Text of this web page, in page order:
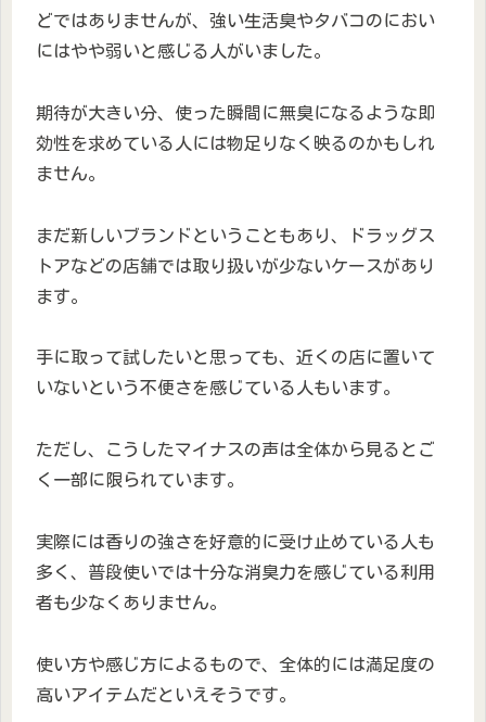
どではありませんが、強い生活臭やタバコのにおい
にはやや弱いと感じる人がいました。
期待が大きい分、使った瞬間に無臭になるような即
効性を求めている人には物足りなく映るのかもしれ
ません。
まだ新しいブランドということもあり、ドラッグス
トアなどの店舗では取り扱いが少ないケースがあり
ます。
手に取って試したいと思っても、近くの店に置いて
いないという不便さを感じている人もいます。
ただし、こうしたマイナスの声は全体から見るとご
く一部に限られています。
実際には香りの強さを好意的に受け止めている人も
多く、普段使いでは十分な消臭力を感じている利用
者も少なくありません。
使い方や感じ方によるもので、全体的には満足度の
高いアイテムだといえそうです。